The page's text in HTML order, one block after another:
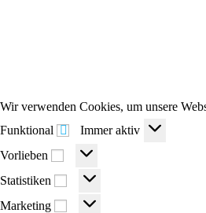
Wir verwenden Cookies, um unsere
Funktional
Funktional
Immer aktiv
Vorlieben
Vorlieben
Statistiken Statistiken
Marketing Marketing